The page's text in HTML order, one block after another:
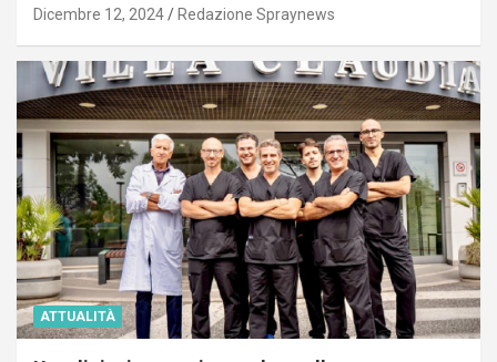
Dicembre 12, 2024 Redazione Spraynews
ATTUALITÀ